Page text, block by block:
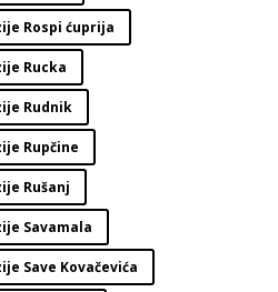
Rospi ćuprija
Rucka
Rudnik
Rupčine
Rušanj
Savamala
Save Kovačevića